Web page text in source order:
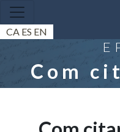
CA ES EN
Com